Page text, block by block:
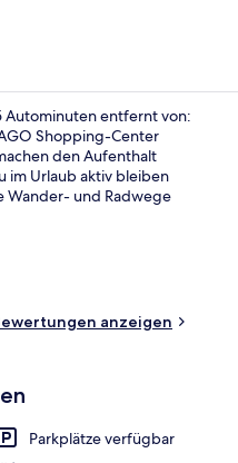
Autominuten entfernt von:
Shopping-Center
den Aufenthalt
im Urlaub aktiv bleiben
Wander- und Radwege
das hilfsbereite
anzeigen
Parkplätze verfügbar